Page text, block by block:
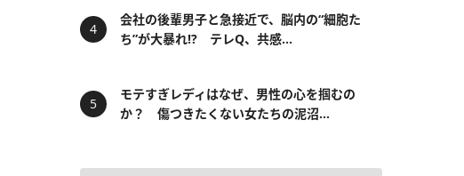
会社の後輩男子と急接近で、脳内の“細胞た
ち”が大暴れ!? テレQ、共感...
モテすぎレディはなぜ、男性の心を掴むの
か？ 傷つきたくない女たちの泥沼...